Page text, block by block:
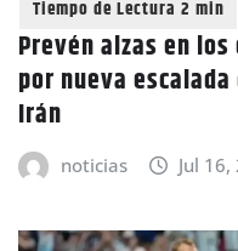
Prevén alzas en
por nueva
Irán
noticias Jul 16,